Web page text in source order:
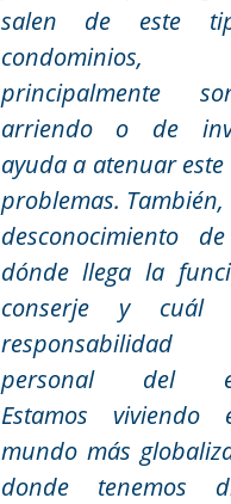
salen de este
principalmente
arriendo o de
ayuda a atenuar
problemas.
desconocimiento
dónde llega la
conserje y
personal del
Estamos
mundo más
donde tenemos